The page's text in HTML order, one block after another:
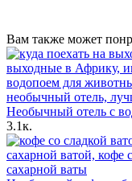
Вам также может
Необычный отель с
3.1к.